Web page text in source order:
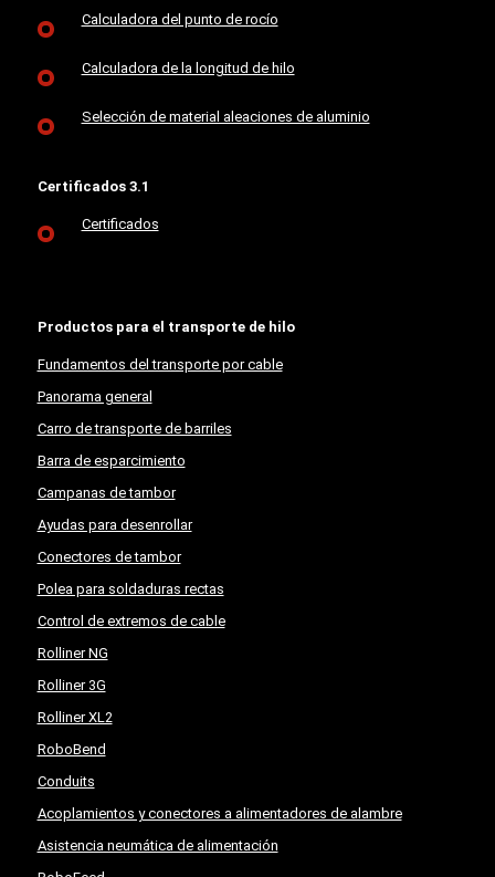
Calculadora del punto de rocío
Calculadora de la longitud de hilo
Selección de material aleaciones de aluminio
Certificados 3.1
Certificados
Productos para el transporte de hilo
Fundamentos del transporte por cable
Panorama general
Carro de transporte de barriles
Barra de esparcimiento
Campanas de tambor
Ayudas para desenrollar
Conectores de tambor
Polea para soldaduras rectas
Control de extremos de cable
Rolliner NG
Rolliner 3G
Rolliner XL2
RoboBend
Conduits
Acoplamientos y conectores a alimentadores de alambre
Asistencia neumática de alimentación